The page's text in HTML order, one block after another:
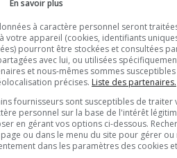
En savoir plus
à caractère personnel seront
votre appareil (cookies, identifiants
pourront être stockées et consultées
avec lui, ou utilisées
et nous-mêmes sommes
précises. Liste des partenaires.
fournisseurs sont susceptibles de traiter
personnel sur la base de l'intérêt
en gérant vos options ci-dessous.
ou dans le menu du site pour gérer
dans les paramètres des cookies